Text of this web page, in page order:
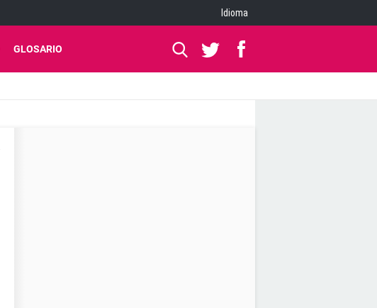
Idioma
GLOSARIO